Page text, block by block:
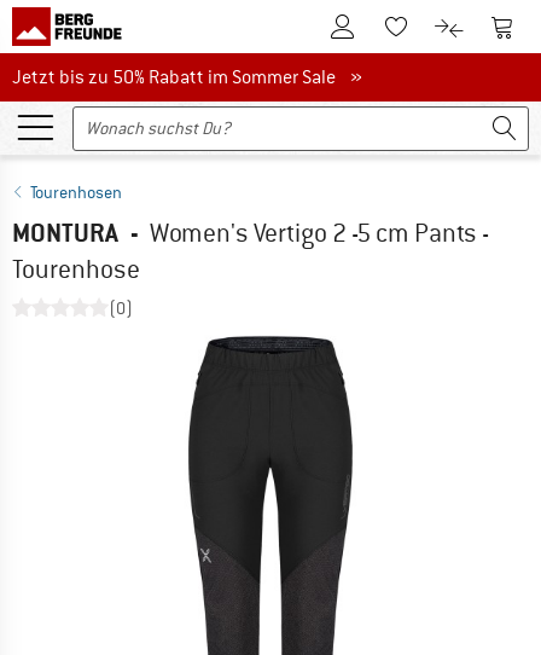
Zum KundenkontoZum Merkzettel.
Zum Zum
Jetzt bis zu 50% Rabatt im Sommer Sale
Jetzt bis zu 50% Rabatt im Sommer Sale »
Tourenhosen
MONTURA - Women's Vertigo 2 -5 cm Pants -
Tourenhose
(0)